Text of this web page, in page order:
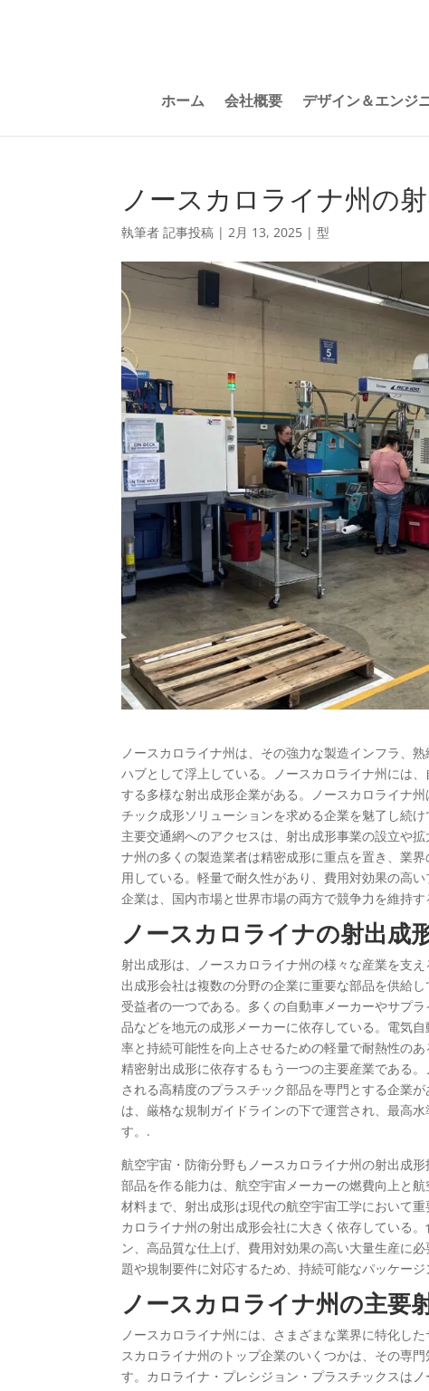
ホーム 会社概要 デザイン＆エンジ
ノースカロライナ州の
執筆者記事投稿 |2月 13, 2025 |型
ノースカロライナ州は、その強力な製造インフラ、
ハブとして浮上している。ノースカロライナ州には
する多様な射出成形企業がある。ノースカロライナ
チック成形ソリューションを求める企業を魅了し続
主要交通網へのアクセスは、射出成形事業の設立や
ナ州の多くの製造業者は精密成形に重点を置き、業
用している。軽量で耐久性があり、費用対効果の高
企業は、国内市場と世界市場の両方で競争力を維持
ノースカロライナの射出成
射出成形は、ノースカロライナ州の様々な産業を支
出成形会社は複数の分野の企業に重要な部品を供給
受益者の一つである。多くの自動車メーカーやサプ
品などを地元の成形メーカーに依存している。電気
率と持続可能性を向上させるための軽量で耐熱性の
精密射出成形に依存するもう一つの主要産業である
される高精度のプラスチック部品を専門とする企業
は、厳格な規制ガイドラインの下で運営され、最高
す。.
航空宇宙・防衛分野もノースカロライナ州の射出成
部品を作る能力は、航空宇宙メーカーの燃費向上と
材料まで、射出成形は現代の航空宇宙工学において
カロライナ州の射出成形会社に大きく依存している
ン、高品質な仕上げ、費用対効果の高い大量生産に
題や規制要件に対応するため、持続可能なパッケー
ノースカロライナ州の主要
ノースカロライナ州には、さまざまな業界に特化し
スカロライナ州のトップ企業のいくつかは、その専
す。カロライナ・プレシジョン・プラスチックスは